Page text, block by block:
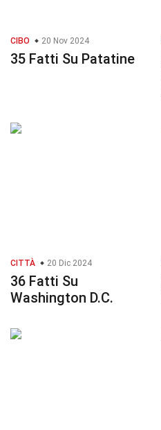
CIBO 20 Nov 2024
35 Fatti Su Patatine
CITTÀ 20 Dic 2024
36 Fatti Su
Washington D.C.